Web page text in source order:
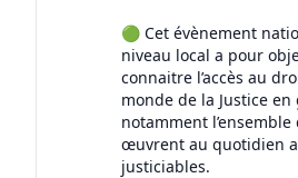
🟢 Cet évènement
niveau local a pour
connaitre l’accès au
monde de la Justice
notamment
œuvrent au quotidien
justiciables.